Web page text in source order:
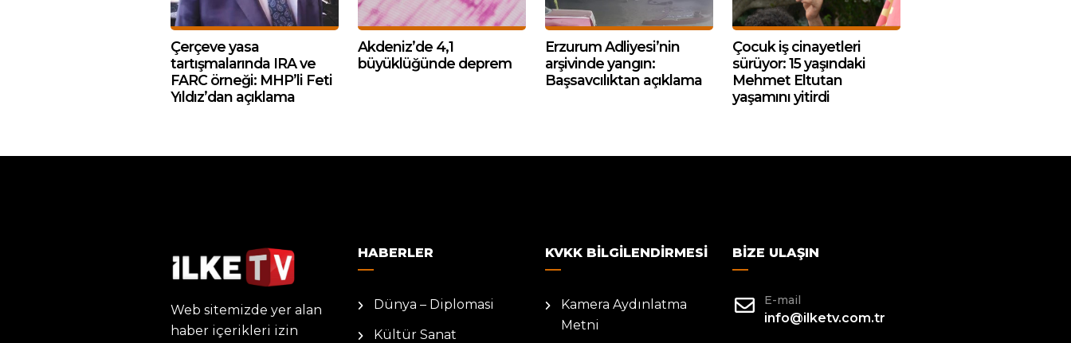
Çerçeve yasa
tartışmalarında IRA ve
FARC örneği: MHP’li Feti
Yıldız’dan açıklama
Akdeniz’de 4,1
büyüklüğünde deprem
Erzurum Adliyesi’nin
arşivinde yangın:
Başsavcılıktan açıklama
Çocuk iş cinayetleri
sürüyor: 15 yaşındaki
Mehmet Eltutan
yaşamını yitirdi
Web sitemizde yer alan
haber içerikleri izin
HABERLER
Dünya – Diplomasi
Kültür Sanat
KVKK BILGILENDIRMESI
Kamera Aydınlatma
Metni
BIZE ULAŞIN
E-mail
info@ilketv.com.tr